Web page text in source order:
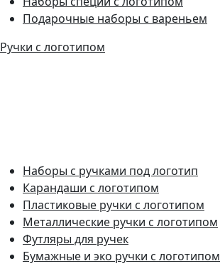
Подарочные наборы с вареньем
Ручки с логотипом
Наборы с ручками под логотип
Карандаши с логотипом
Пластиковые ручки с логотипом
Металлические ручки с логотипом
Футляры для ручек
Бумажные и эко ручки с логотипом